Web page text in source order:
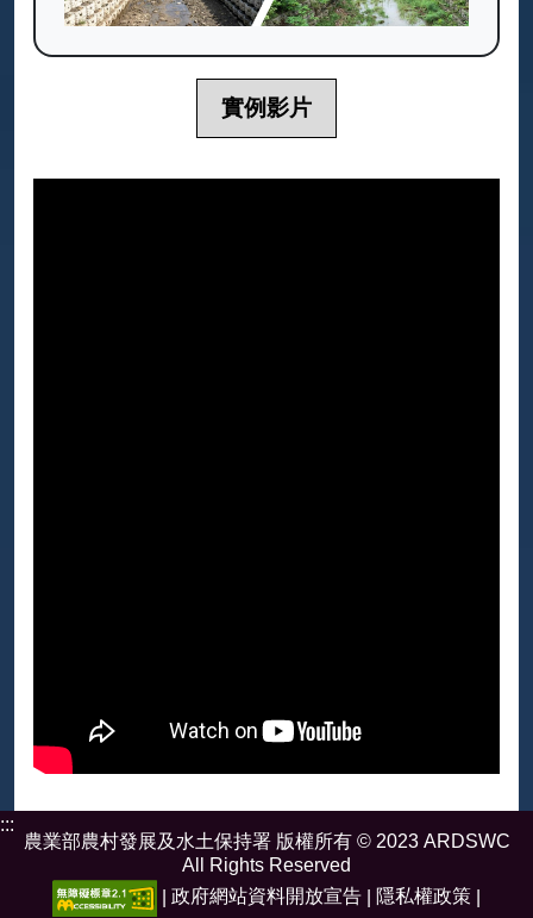
實例影片
:::
農業部農村發展及水土保持署 版權所有 © 2023 ARDSWC
All Rights Reserved
| 政府網站資料開放宣告 | 隱私權政策 |